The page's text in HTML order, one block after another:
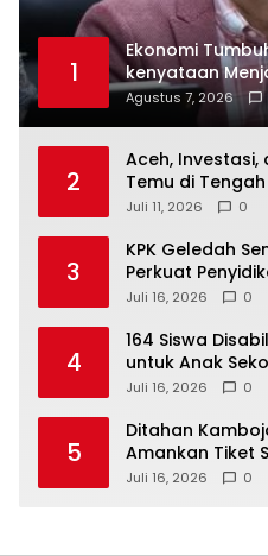
1
Ekonomi
kenyataan
Agustus 7, 2026
2
Aceh, Investasi,
Temu di
Juli 11, 2026 0
3
KPK Geledah
Perkuat
Bupati
Juli 16, 2026 0
4
164 Siswa
untuk Anak
Bangsa dan
Juli 16, 2026 0
5
Ditahan
Amankan Tiket
2026
Juli 16, 2026 0